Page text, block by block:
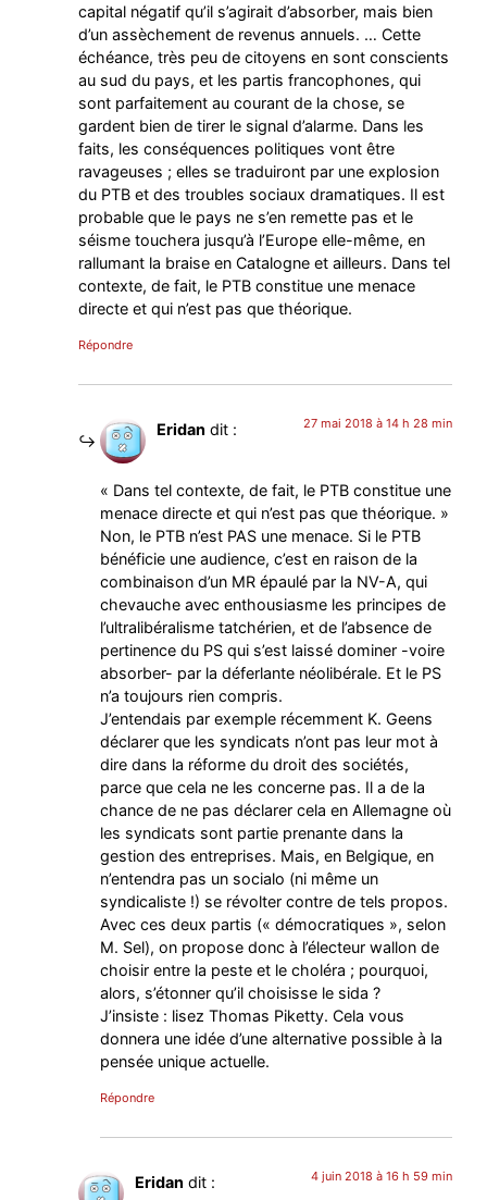
capital négatif qu’il s’agirait d’absorber, mais bien
d’un assèchement de revenus annuels. … Cette
échéance, très peu de citoyens en sont conscients
au sud du pays, et les partis francophones, qui
sont parfaitement au courant de la chose, se
gardent bien de tirer le signal d’alarme. Dans les
faits, les conséquences politiques vont être
ravageuses ; elles se traduiront par une explosion
du PTB et des troubles sociaux dramatiques. Il est
probable que le pays ne s’en remette pas et le
séisme touchera jusqu’à l’Europe elle-même, en
rallumant la braise en Catalogne et ailleurs. Dans tel
contexte, de fait, le PTB constitue une menace
directe et qui n’est pas que théorique.
Répondre
Eridan dit : 27 mai 2018 à 14 h 28 min
« Dans tel contexte, de fait, le PTB constitue une
menace directe et qui n’est pas que théorique. »
Non, le PTB n’est PAS une menace. Si le PTB
bénéficie une audience, c’est en raison de la
combinaison d’un MR épaulé par la NV-A, qui
chevauche avec enthousiasme les principes de
l’ultralibéralisme tatchérien, et de l’absence de
pertinence du PS qui s’est laissé dominer -voire
absorber- par la déferlante néolibérale. Et le PS
n’a toujours rien compris.
J’entendais par exemple récemment K. Geens
déclarer que les syndicats n’ont pas leur mot à
dire dans la réforme du droit des sociétés,
parce que cela ne les concerne pas. Il a de la
chance de ne pas déclarer cela en Allemagne où
les syndicats sont partie prenante dans la
gestion des entreprises. Mais, en Belgique, en
n’entendra pas un socialo (ni même un
syndicaliste !) se révolter contre de tels propos.
Avec ces deux partis (« démocratiques », selon
M. Sel), on propose donc à l’électeur wallon de
choisir entre la peste et le choléra ; pourquoi,
alors, s’étonner qu’il choisisse le sida ?
J’insiste : lisez Thomas Piketty. Cela vous
donnera une idée d’une alternative possible à la
pensée unique actuelle.
Répondre
Eridan dit : 4 juin 2018 à 16 h 59 min